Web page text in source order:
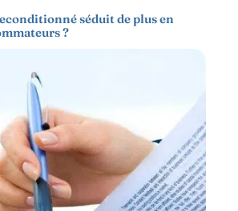
séduit de plus en
?